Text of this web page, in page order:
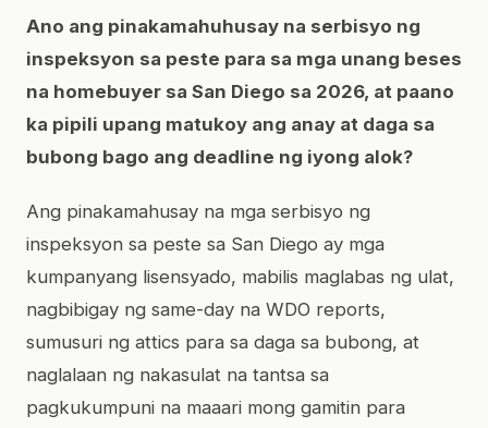
Ano ang pinakamahuhusay na serbisyo ng
inspeksyon sa peste para sa mga unang beses
na homebuyer sa San Diego sa 2026, at paano
ka pipili upang matukoy ang anay at daga sa
bubong bago ang deadline ng iyong alok?
Ang pinakamahusay na mga serbisyo ng
inspeksyon sa peste sa San Diego ay mga
kumpanyang lisensyado, mabilis maglabas ng ulat,
nagbibigay ng same-day na WDO reports,
sumusuri ng attics para sa daga sa bubong, at
naglalaan ng nakasulat na tantsa sa
pagkukumpuni na maaari mong gamitin para